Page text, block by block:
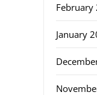
February
January